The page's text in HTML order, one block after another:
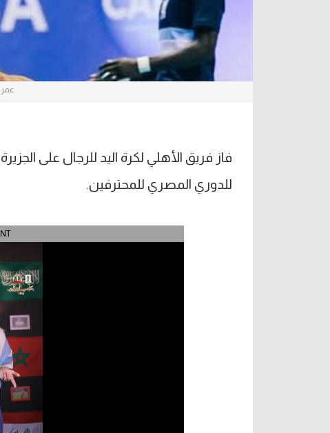
للدوري المصري للمحترفين.